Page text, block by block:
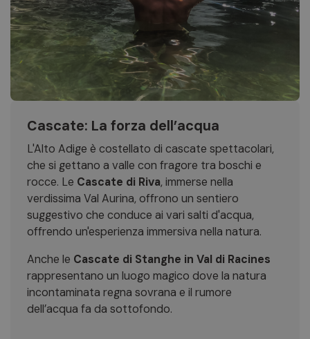
Cascate: La forza dell’acqua
L'Alto Adige è costellato di cascate spettacolari,
che si gettano a valle con fragore tra boschi e
rocce. Le Cascate di Riva, immerse nella
verdissima Val Aurina, offrono un sentiero
suggestivo che conduce ai vari salti d'acqua,
offrendo un'esperienza immersiva nella natura.
Anche le Cascate di Stanghe in Val di Racines
rappresentano un luogo magico dove la natura
incontaminata regna sovrana e il rumore
dell’acqua fa da sottofondo.